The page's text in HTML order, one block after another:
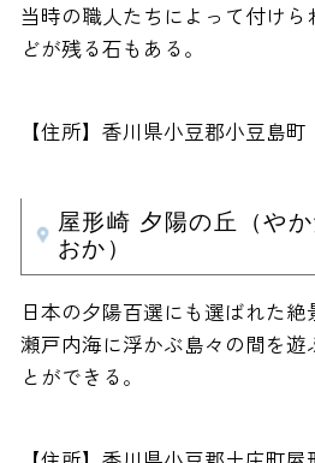
当時の職人たちによって付けら
どが残る石もある。
【住所】香川県小豆郡小豆島町
屋形崎 夕陽の丘（や
おか）
日本の夕陽百選にも選ばれた絶
瀬戸内海に浮かぶ島々の間を遊
とができる。